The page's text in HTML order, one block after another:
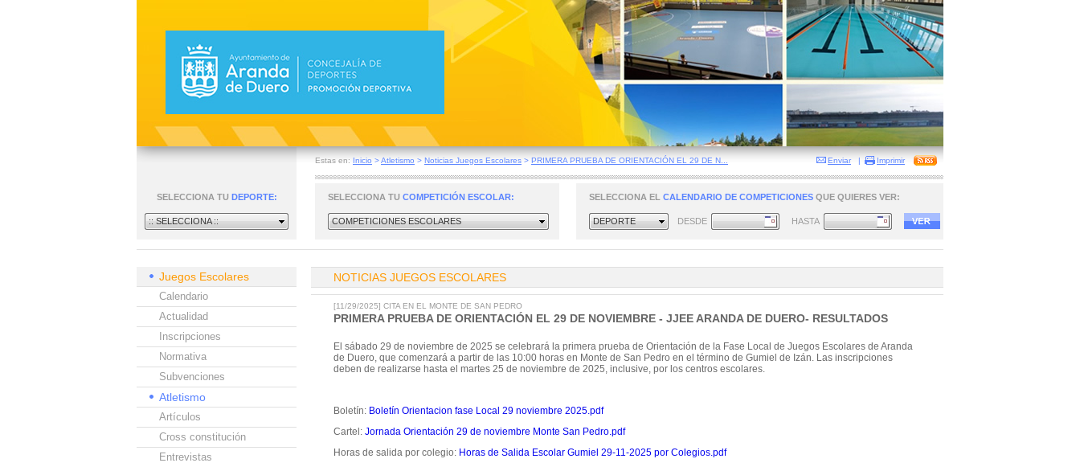
Estas en: Inicio >Atletismo > Noticias Juegos Escolares > PRIMERA PRUEBA DE ORIENTACIÓN EL 29 DE N... Enviar | Imprimir
SELECCIONA TU DEPORTE:
:: SELECCIONA ::
SELECCIONA TU COMPETICIÓN ESCOLAR:
COMPETICIONES ESCOLARES
SELECCIONA EL CALENDARIO DE COMPETICIONES QUE QUIERES VER:
DEPORTE DESDE HASTA
Juegos Escolares
Calendario
Actualidad
Inscripciones
Normativa
Subvenciones
Atletismo
Artículos
Cross constitución
Entrevistas
NOTICIAS JUEGOS ESCOLARES
[11/29/2025] CITA EN EL MONTE DE SAN PEDRO
PRIMERA PRUEBA DE ORIENTACIÓN EL 29 DE NOVIEMBRE - JJEE ARANDA DE DUERO- RESULTADOS
El sábado 29 de noviembre de 2025 se celebrará la primera prueba de Orientación de la Fase Local de Juegos Escolares de Aranda
de Duero, que comenzará a partir de las 10:00 horas en Monte de San Pedro en el término de Gumiel de Izán. Las inscripciones
deben de realizarse hasta el martes 25 de noviembre de 2025, inclusive, por los centros escolares.
Boletín: Boletín Orientacion fase Local 29 noviembre 2025.pdf
Cartel: Jornada Orientación 29 de noviembre Monte San Pedro.pdf
Horas de salida por colegio: Horas de Salida Escolar Gumiel 29-11-2025 por Colegios.pdf